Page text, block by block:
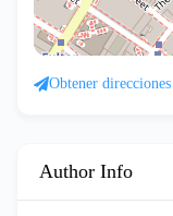
Obtener direcciones
Author Info